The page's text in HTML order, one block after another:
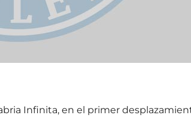
Infinita, en el primer